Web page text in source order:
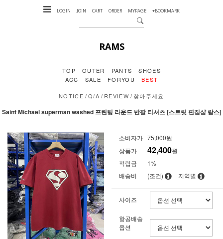
LOGIN JOIN CART ORDER MYPAGE +BOOKMARK
RAMS
TOP OUTER PANTS
SHOES
ACC
SALE FORYOU BEST
NOTICE /Q/A /REVIEW /찾아주세요
Saint Michael superman washed 프린팅 라운드 반팔 티셔츠 [스트릿 편집샵 람스]
소비자가 75,000원
상품가
42,400원
적립금
1%
배송비
(조건) 지역별
사이즈
항공배송
옵션